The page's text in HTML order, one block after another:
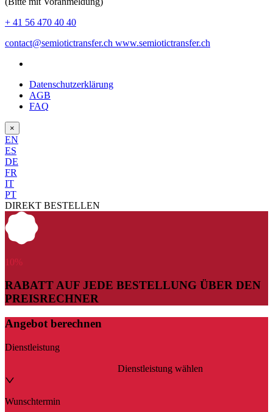
+ 41 56 470 40 40
contact@semiotictransfer.ch www.semiotictransfer.ch
Datenschutzerklärung
AGB
FAQ
×
EN
ES
DE
FR
IT
PT
DIREKT BESTELLEN
10%
RABATT AUF JEDE BESTELLUNG ÜBER DEN
PREISRECHNER
Angebot berechnen
Dienstleistung
Dienstleistung wählen
Wunschtermin